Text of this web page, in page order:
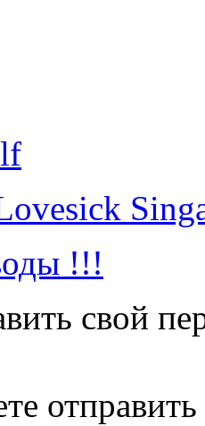
!!!
свой
отправить